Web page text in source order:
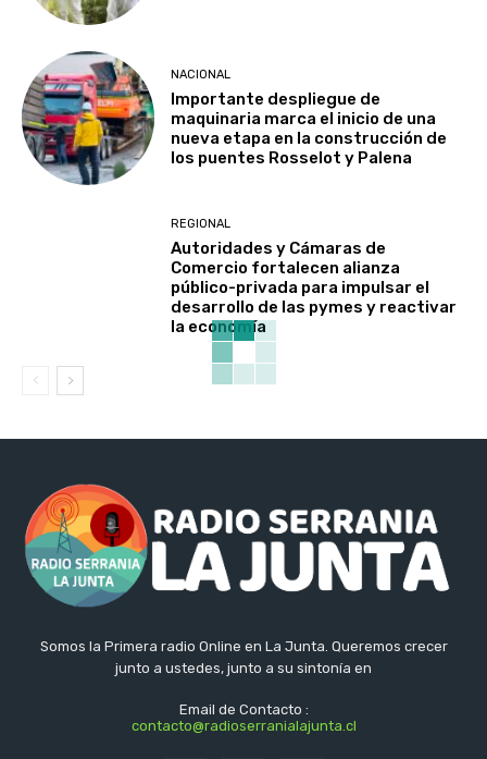
NACIONAL
Importante despliegue de
maquinaria marca el inicio de una
nueva etapa en la construcción de
los puentes Rosselot y Palena
REGIONAL
Autoridades y Cámaras de
Comercio fortalecen alianza
público-privada para impulsar el
desarrollo de las pymes y reactivar
la economía
Somos la Primera radio Online en La Junta. Queremos crecer
junto a ustedes, junto a su sintonía en
Email de Contacto :
contacto@radioserranialajunta.cl